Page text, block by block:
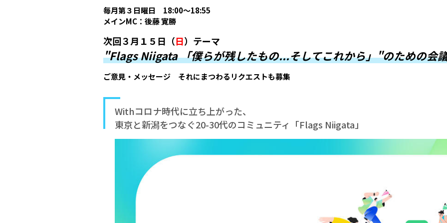
毎月第３日曜日 18:00～18:55
メインMC：後藤 寛勝
次回３月１５日（日）テーマ
"Flags Niigata 「僕らが残したもの...そしてこれから」"のための会
ご意見・メッセージ それにまつわるリクエストも募集
Withコロナ時代に立ち上がった、
東京と新潟をつなぐ20-30代のコミュニティ「Flags Niigata」